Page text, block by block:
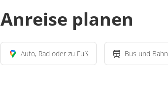
Anreise planen
Auto, Rad oder zu Fuß Bus und Bahn